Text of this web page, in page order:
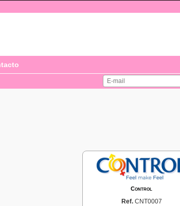
Control
Ref. CNT0007